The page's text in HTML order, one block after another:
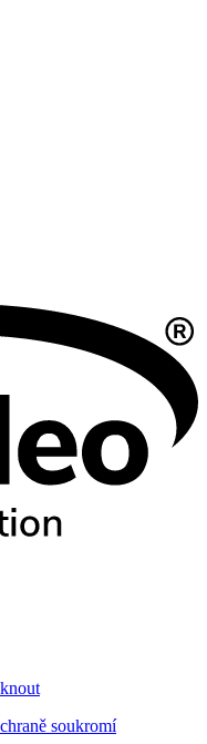
soukromí